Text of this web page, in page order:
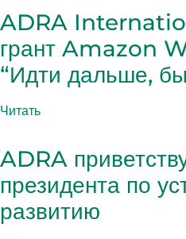
ADRA
грант Amazon
“Идти дальше,
Читать
ADRA
президента по
развитию